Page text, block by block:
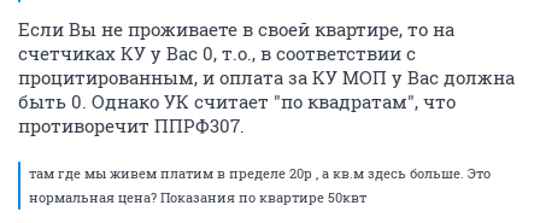
Если Вы не проживаете в своей квартире, то на
счетчиках КУ у Вас 0, т.о., в соответствии с
процитированным, и оплата за КУ МОП у Вас должна
быть 0. Однако УК считает "по квадратам", что
противоречит ППРФ307.
там где мы живем платим в пределе 20р , а кв.м здесь больше. Это
нормальная цена? Показания по квартире 50квт